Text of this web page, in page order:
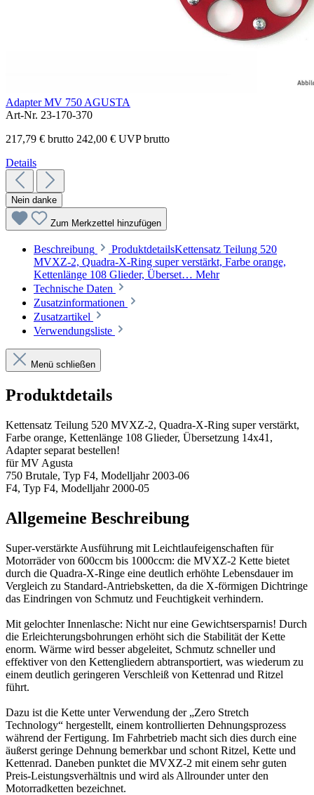
Adapter MV 750 AGUSTA
Art-Nr. 23-170-370
217,79 € brutto 242,00 € UVP brutto
Details
Nein danke
Zum Merkzettel hinzufügen
Beschreibung
ProduktdetailsKettensatz Teilung 520
MVXZ-2, Quadra-X-Ring super verstärkt, Farbe orange,
Kettenlänge 108 Glieder, Überset… Mehr
Technische Daten
Zusatzinformationen
Zusatzartikel
Verwendungsliste
Menü schließen
Produktdetails
Kettensatz Teilung 520 MVXZ-2, Quadra-X-Ring super verstärkt,
Farbe orange, Kettenlänge 108 Glieder, Übersetzung 14x41,
Adapter separat bestellen!
für MV Agusta
750 Brutale, Typ F4, Modelljahr 2003-06
F4, Typ F4, Modelljahr 2000-05
Allgemeine Beschreibung
Super-verstärkte Ausführung mit Leichtlaufeigenschaften für
Motorräder von 600ccm bis 1000ccm: die MVXZ-2 Kette bietet
durch die Quadra-X-Ringe eine deutlich erhöhte Lebensdauer im
Vergleich zu Standard-Antriebsketten, da die X-förmigen Dichtringe
das Eindringen von Schmutz und Feuchtigkeit verhindern.
Mit gelochter Innenlasche: Nicht nur eine Gewichtsersparnis! Durch
die Erleichterungsbohrungen erhöht sich die Stabilität der Kette
enorm. Wärme wird besser abgeleitet, Schmutz schneller und
effektiver von den Kettengliedern abtransportiert, was wiederum zu
einem deutlich geringeren Verschleiß von Kettenrad und Ritzel
führt.
Dazu ist die Kette unter Verwendung der „Zero Stretch
Technology“ hergestellt, einem kontrollierten Dehnungsprozess
während der Fertigung. Im Fahrbetrieb macht sich dies durch eine
äußerst geringe Dehnung bemerkbar und schont Ritzel, Kette und
Kettenrad. Daneben punktet die MVXZ-2 mit einem sehr guten
Preis-Leistungsverhältnis und wird als Allrounder unter den
Motorradketten bezeichnet.